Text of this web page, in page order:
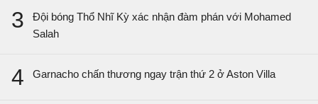
3
Đội bóng Thổ Nhĩ Kỳ xác nhận đàm phán với Mohamed
Salah
4 Garnacho chấn thương ngay trận thứ 2 ở Aston Villa